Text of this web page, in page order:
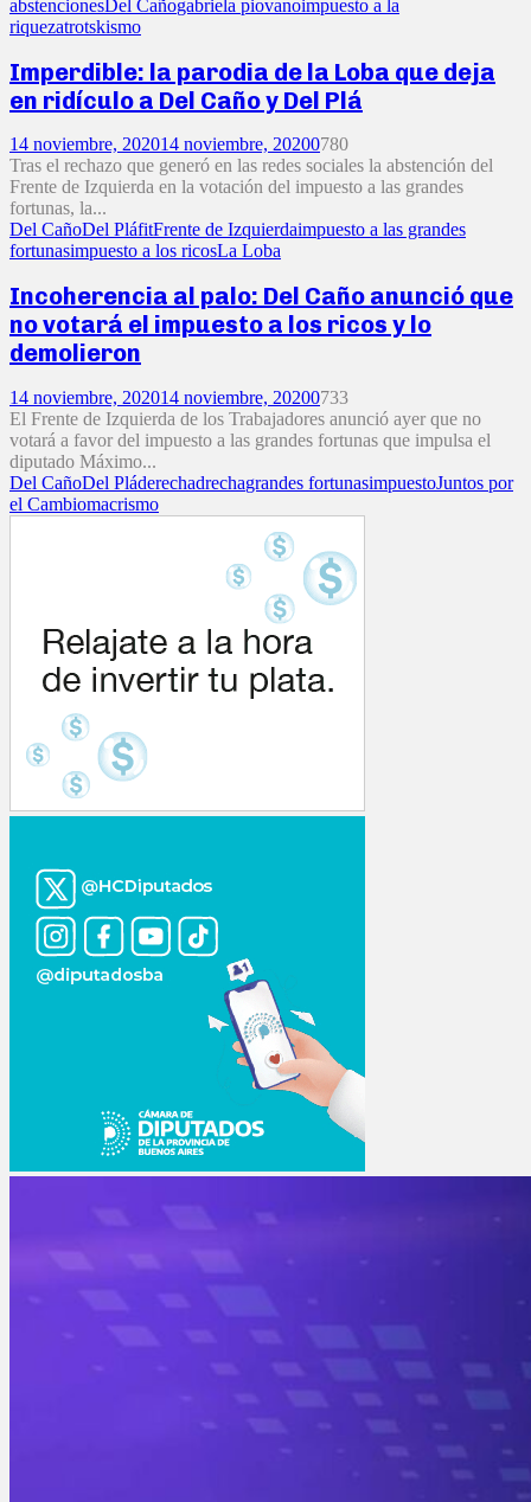
abstenciones Del Cañogabriela piovanoimpuesto a la
riquezatrotskismo
Imperdible: la parodia de la Loba que deja
en ridículo a Del Caño y Del Plá
14 noviembre, 202014 noviembre, 20200780
Tras el rechazo que generó en las redes sociales la abstención del
Frente de Izquierda en la votación del impuesto a las grandes
fortunas, la...
Del CañoDel PláfitFrente de Izquierdaimpuesto a las grandes
fortunasimpuesto a los ricosLa Loba
Incoherencia al palo: Del Caño anunció que
no votará el impuesto a los ricos y lo
demolieron
14 noviembre, 202014 noviembre, 20200733
El Frente de Izquierda de los Trabajadores anunció ayer que no
votará a favor del impuesto a las grandes fortunas que impulsa el
diputado Máximo...
Del CañoDel Pláderechadrechagrandes fortunasimpuestoJuntos por
el Cambiomacrismo